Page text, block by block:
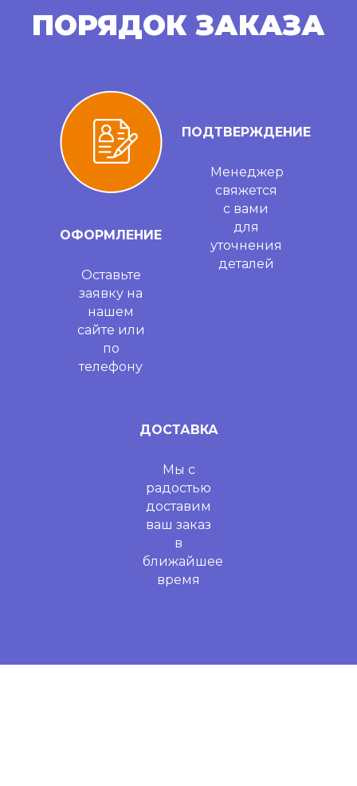
ПОРЯДОК ЗАКАЗА
ОФОРМЛЕНИЕ
Оставьте
заявку на
нашем
сайте или
по
телефону
ПОДТВЕРЖДЕНИЕ
Менеджер
свяжется
с вами
для
уточнения
деталей
ДОСТАВКА
Мы с
радостью
доставим
ваш заказ
в
ближайшее
время